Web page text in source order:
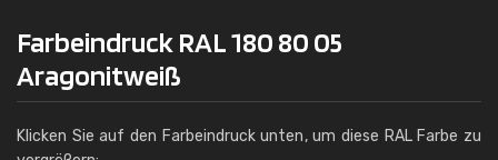
Farbeindruck RAL 180 80 05
Aragonitweiß
Klicken Sie auf den Farbeindruck unten, um diese RAL Farbe zu